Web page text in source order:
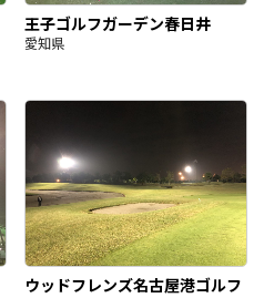
王子ゴルフガーデン春日井
愛知県
ウッドフレンズ名古屋港ゴルフ